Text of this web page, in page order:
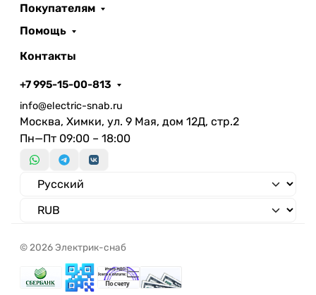
Покупателям
Помощь
Контакты
+7 995-15-00-813
info@electric-snab.ru
Москва, Химки, ул. 9 Мая, дом 12Д, стр.2
Пн—Пт 09:00 – 18:00
© 2026 Электрик-снаб